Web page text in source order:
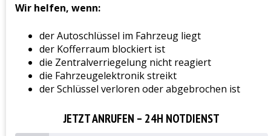
Wir helfen, wenn:
der Autoschlüssel im Fahrzeug liegt
der Kofferraum blockiert ist
die Zentralverriegelung nicht reagiert
die Fahrzeugelektronik streikt
der Schlüssel verloren oder abgebrochen ist
JETZT ANRUFEN – 24H NOTDIENST